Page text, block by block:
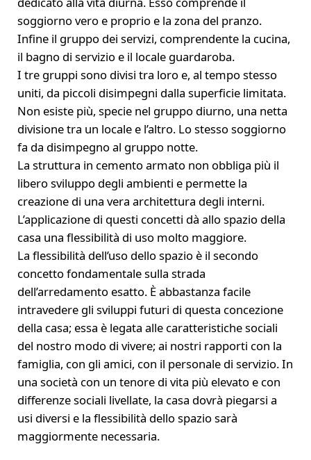
soggiorno vero e proprio e la zona del pranzo.
Infine il gruppo dei servizi, comprendente la cucina,
il bagno di servizio e il locale guardaroba.
I tre gruppi sono divisi tra loro e, al tempo stesso
uniti, da piccoli disimpegni dalla superficie limitata.
Non esiste più, specie nel gruppo diurno, una netta
divisione tra un locale e l’altro. Lo stesso soggiorno
fa da disimpegno al gruppo notte.
La struttura in cemento armato non obbliga più il
libero sviluppo degli ambienti e permette la
creazione di una vera architettura degli interni.
L’applicazione di questi concetti dà allo spazio della
casa una flessibilità di uso molto maggiore.
La flessibilità dell’uso dello spazio è il secondo
concetto fondamentale sulla strada
dell’arredamento esatto. È abbastanza facile
intravedere gli sviluppi futuri di questa concezione
della casa; essa è legata alle caratteristiche sociali
del nostro modo di vivere; ai nostri rapporti con la
famiglia, con gli amici, con il personale di servizio. In
una società con un tenore di vita più elevato e con
differenze sociali livellate, la casa dovrà piegarsi a
usi diversi e la flessibilità dello spazio sarà
maggiormente necessaria.